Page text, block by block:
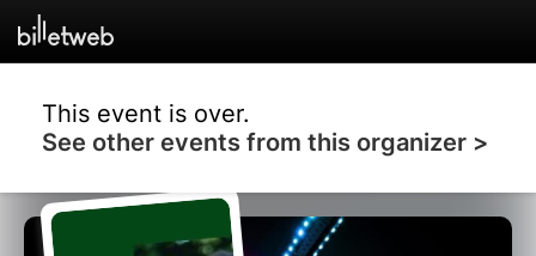
This event is over.
See other events from this organizer >